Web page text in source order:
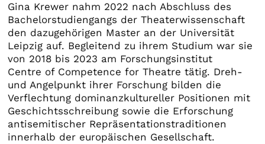
Gina Krewer nahm 2022 nach Abschluss des
Bachelorstudiengangs der Theaterwissenschaft
den dazugehörigen Master an der Universität
Leipzig auf. Begleitend zu ihrem Studium war sie
von 2018 bis 2023 am Forschungsinstitut
Centre of Competence for Theatre tätig. Dreh-
und Angelpunkt ihrer Forschung bilden die
Verflechtung dominanzkultureller Positionen mit
Geschichtsschreibung sowie die Erforschung
antisemitischer Repräsentationstraditionen
innerhalb der europäischen Gesellschaft.